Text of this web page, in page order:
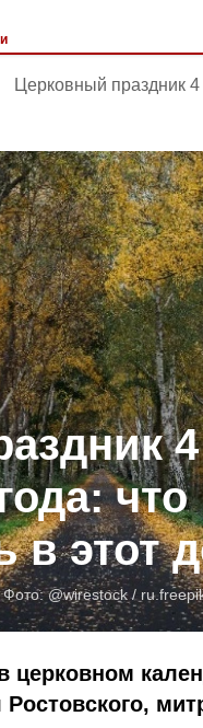
Церковный праздник 4
4
что
в этот
Фото:@wirestock /
церковном